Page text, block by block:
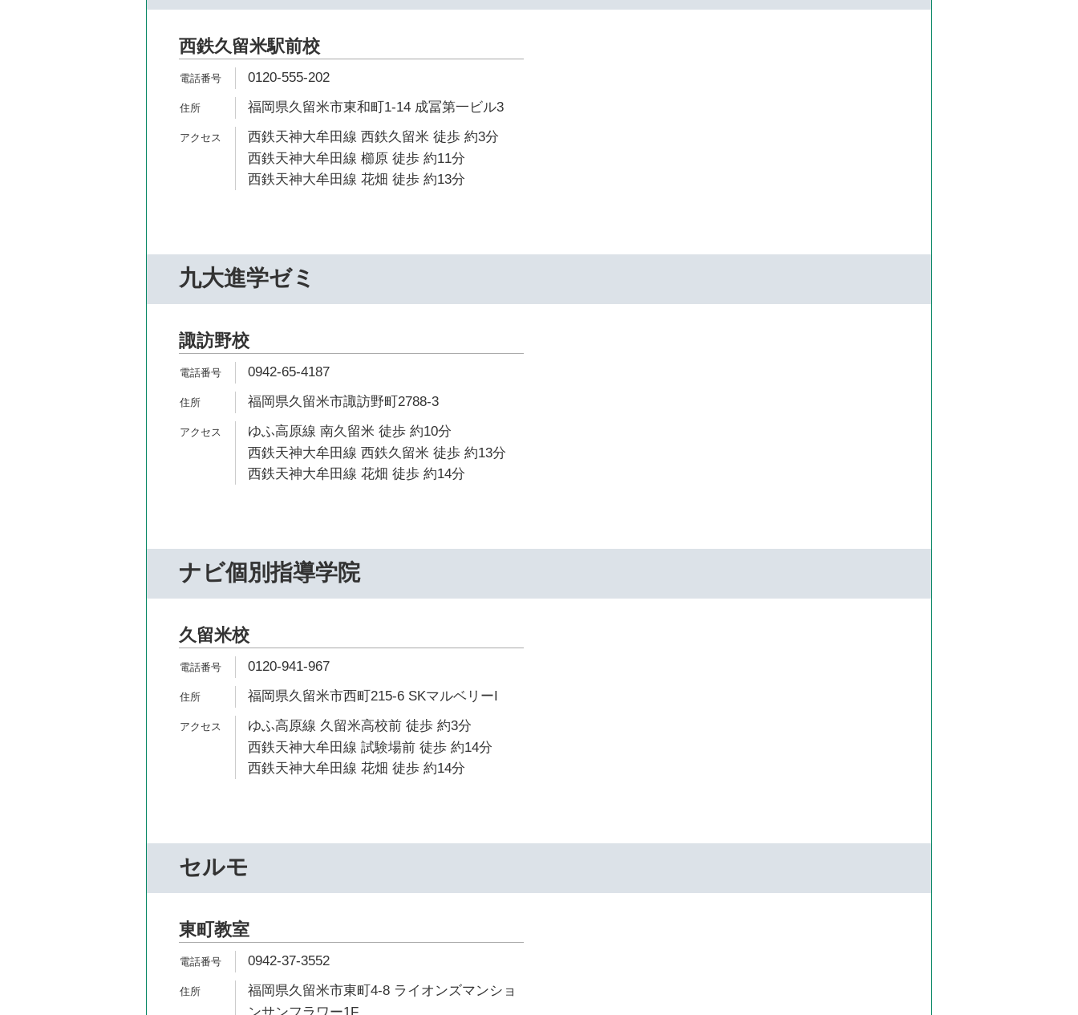
西鉄久留米駅前校
0120-555-202
福岡県久留米市東和町1-14 成冨第一ビル3
西鉄天神大牟田線 西鉄久留米 徒歩 約3分
西鉄天神大牟田線 櫛原 徒歩 約11分
西鉄天神大牟田線 花畑 徒歩 約13分
九大進学ゼミ
諏訪野校
0942-65-4187
福岡県久留米市諏訪野町2788-3
ゆふ高原線 南久留米 徒歩 約10分
西鉄天神大牟田線 西鉄久留米 徒歩 約13分
西鉄天神大牟田線 花畑 徒歩 約14分
ナビ個別指導学院
久留米校
0120-941-967
福岡県久留米市西町215-6 SKマルベリーI
ゆふ高原線 久留米高校前 徒歩 約3分
西鉄天神大牟田線 試験場前 徒歩 約14分
西鉄天神大牟田線 花畑 徒歩 約14分
セルモ
東町教室
0942-37-3552
福岡県久留米市東町4-8 ライオンズマンショ